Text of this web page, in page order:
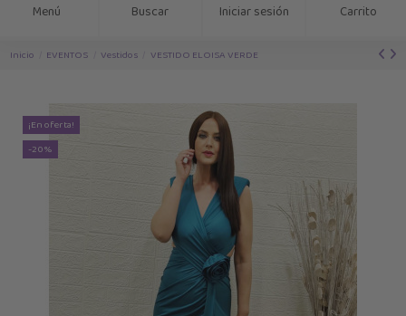
Menú Buscar Iniciar sesión Carrito
Inicio EVENTOS Vestidos VESTIDO ELOISA VERDE
¡En oferta!
-20%